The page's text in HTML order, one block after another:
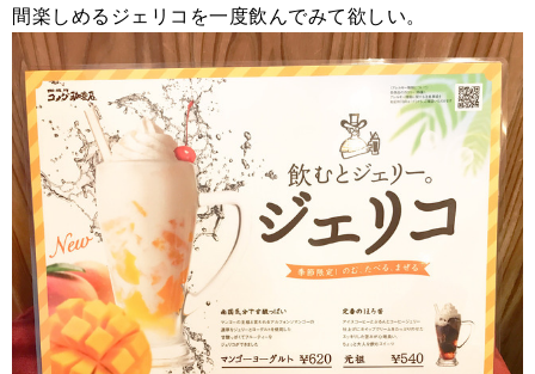
間楽しめるジェリコを一度飲んでみて欲しい。